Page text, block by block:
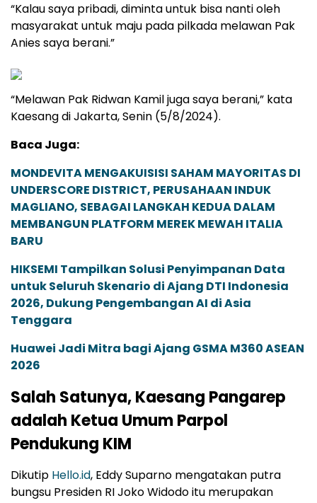
“Kalau saya pribadi, diminta untuk bisa nanti oleh
masyarakat untuk maju pada pilkada melawan Pak
Anies saya berani.”
“Melawan Pak Ridwan Kamil juga saya berani,” kata
Kaesang di Jakarta, Senin (5/8/2024).
Baca Juga:
MONDEVITA MENGAKUISISI SAHAM MAYORITAS DI
UNDERSCORE DISTRICT, PERUSAHAAN INDUK
MAGLIANO, SEBAGAI LANGKAH KEDUA DALAM
MEMBANGUN PLATFORM MEREK MEWAH ITALIA
BARU
HIKSEMI Tampilkan Solusi Penyimpanan Data
untuk Seluruh Skenario di Ajang DTI Indonesia
2026, Dukung Pengembangan AI di Asia
Tenggara
Huawei Jadi Mitra bagi Ajang GSMA M360 ASEAN
2026
Salah Satunya, Kaesang Pangarep
adalah Ketua Umum Parpol
Pendukung KIM
Dikutip Hello.id, Eddy Suparno mengatakan putra
bungsu Presiden RI Joko Widodo itu merupakan